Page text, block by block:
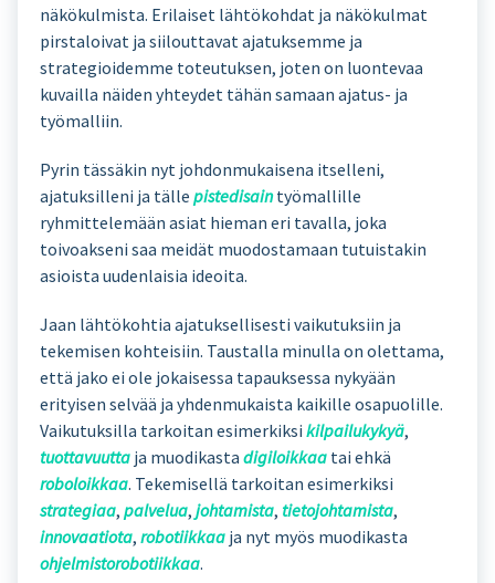
näkökulmista. Erilaiset lähtökohdat ja näkökulmat
pirstaloivat ja siilouttavat ajatuksemme ja
strategioidemme toteutuksen, joten on luontevaa
kuvailla näiden yhteydet tähän samaan ajatus- ja
työmalliin.
Pyrin tässäkin nyt johdonmukaisena itselleni,
ajatuksilleni ja tälle pistedisaintyömallille
ryhmittelemään asiat hieman eri tavalla, joka
toivoakseni saa meidät muodostamaan tutuistakin
asioista uudenlaisia ideoita.
Jaan lähtökohtia ajatuksellisesti vaikutuksiin ja
tekemisen kohteisiin. Taustalla minulla on olettama,
että jako ei ole jokaisessa tapauksessa nykyään
erityisen selvää ja yhdenmukaista kaikille osapuolille.
Vaikutuksilla tarkoitan esimerkiksi kilpailukykyä,
tuottavuutta ja muodikasta digiloikkaa tai ehkä
roboloikkaa. Tekemisellä tarkoitan esimerkiksi
strategiaa, palvelua, johtamista, tietojohtamista,
innovaatiota, robotiikkaa ja nyt myös muodikasta
ohjelmistorobotiikkaa.